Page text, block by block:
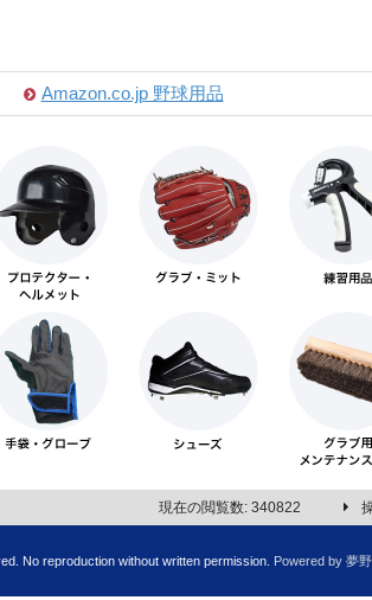
Amazon.co.jp 野球用品
現在の閲覧数: 340822
No reproduction without written permission. Powered by 夢